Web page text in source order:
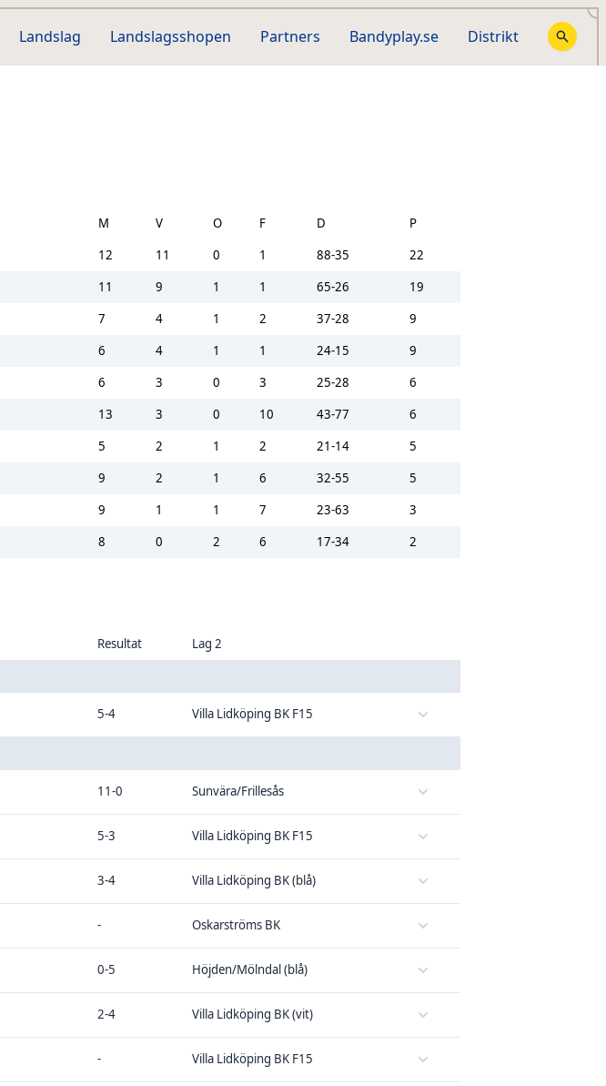
Landslag Landslagsshopen Partners Bandyplay.se Distrikt
M V O F D
P
12 11 0 1 88-35
22
11 9 1 1 65-26
19
7 4 1 2 37-28
9
6 4 1 1 24-15
9
6 3 0 3 25-28
6
13 3 0 10 43-77
6
5 2 1 2 21-14
5
9 2 1 6 32-55
5
9 1 1 7 23-63
3
8 0 2 6 17-34 2
Resultat Lag 2
5-4 Villa Lidköping BK F15
11-0 Sunvära/Frillesås
5-3 Villa Lidköping BK F15
3-4 Villa Lidköping BK (blå)
- Oskarströms BK
0-5 Höjden/Mölndal (blå)
2-4 Villa Lidköping BK (vit)
- Villa Lidköping BK F15